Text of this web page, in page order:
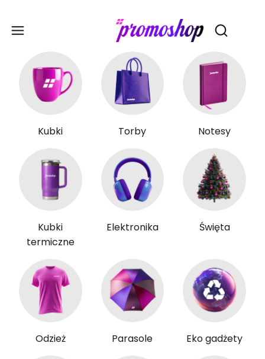
Otwórz
Kubki Torby Notesy
Kubki
termiczne
Elektronika Święta
Odzież Parasole Eko gadżety